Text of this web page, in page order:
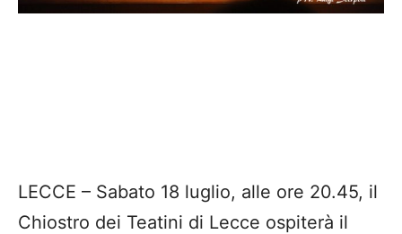
LECCE – Sabato 18 luglio, alle ore 20.45, il
Chiostro dei Teatini di Lecce ospiterà il